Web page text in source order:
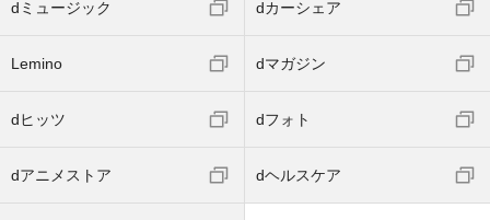
dミュージック dカーシェア
Lemino dマガジン
dヒッツ dフォト
dアニメストア dヘルスケア